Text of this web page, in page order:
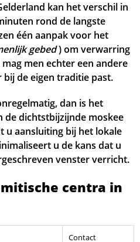
kan het verschil in
rond de langste
één aanpak voor het
gebed) om verwarring
men echter een andere
de eigen traditie past.
dan is het
de dichtstbijzijnde moskee
u aansluiting bij het lokale
u de kans dat u
venster verricht.
centra in
Contact